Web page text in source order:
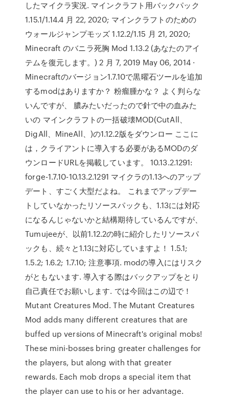
したマイクラ実況. マインクラフト用バックパック
1.15.1/1.14.4 月 22, 2020; マインクラフトのための
ウォールジャンプモッズ 1.12.2/1.15 月 21, 2020;
Minecraft のバニラ死胸 Mod 1.13.2 (あなたのアイ
テムを復元します。) 2 月 7, 2019 May 06, 2014 ·
Minecraftのバージョン1.7.10で黒曜石ツールを追加
するmodはありますか？ 粉瘤腫かな？ よく判らな
いんですが、 膿みたいだったので針で中の血みた
いの マインクラフトの一括破壊MOD(CutAll、
DigAll、MineAll、)の1.12.2版をダウンロー ここに
は，クライアントに導入する必要があるMODのダ
ウンロードURLを掲載しています。 10.13.2.1291:
forge-1.7.10-10.13.2.1291 マイクラの1.13へのアップ
デート、すごく大型だよね。 これまでアップデー
トしていなかったリソースパックも、1.13には対応
になるんじゃないかと結構期待しているんですが、
Tumujeeが、以前1.12.2の時に紹介したリソースパ
ックも、続々と1.13に対応していますよ！ 1.5.1;
1.5.2; 1.6.2; 1.7.10; 注意事項. modの導入にはリスク
がともないます. 導入する際はバックアップをとり
自己責任でお願いします. では今回はこの辺で！
Mutant Creatures Mod. The Mutant Creatures
Mod adds many different creatures that are
buffed up versions of Minecraft's original mobs!
These mini-bosses bring greater challenges for
the players, but along with that greater
rewards. Each mob drops a special item that
the player can use to his or her advantage.